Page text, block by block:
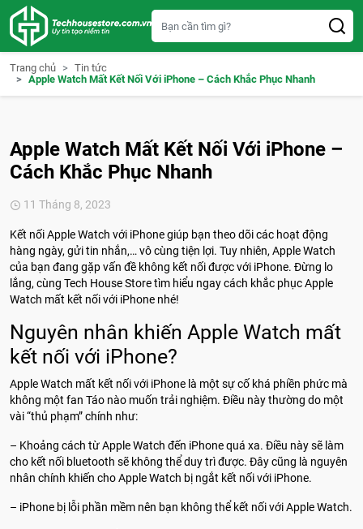
o
Trang chủ
Tin tức
Apple Watch Mất Kết Nối Với iPhone – Cách Khắc Phục Nhanh
Apple Watch Mất Kết Nối Với iPhone –
Cách Khắc Phục Nhanh
11 Tháng 8, 2023
Kết nối Apple Watch với iPhone giúp bạn theo dõi các hoạt động
hàng ngày, gửi tin nhắn,… vô cùng tiện lợi. Tuy nhiên, Apple Watch
của bạn đang gặp vấn đề không kết nối được với iPhone. Đừng lo
lắng, cùng Tech House Store tìm hiểu ngay cách khắc phục Apple
Watch mất kết nối với iPhone nhé!
Nguyên nhân khiến Apple Watch mất
kết nối với iPhone?
Apple Watch mất kết nối với iPhone là một sự cố khá phiền phức mà
không một fan Táo nào muốn trải nghiệm. Điều này thường do một
vài “thủ phạm” chính như:
– Khoảng cách từ Apple Watch đến iPhone quá xa. Điều này sẽ làm
cho kết nối bluetooth sẽ không thể duy trì được. Đây cũng là nguyên
nhân chính khiến cho Apple Watch bị ngắt kết nối với iPhone.
– iPhone bị lỗi phần mềm nên bạn không thể kết nối với Apple Watch.